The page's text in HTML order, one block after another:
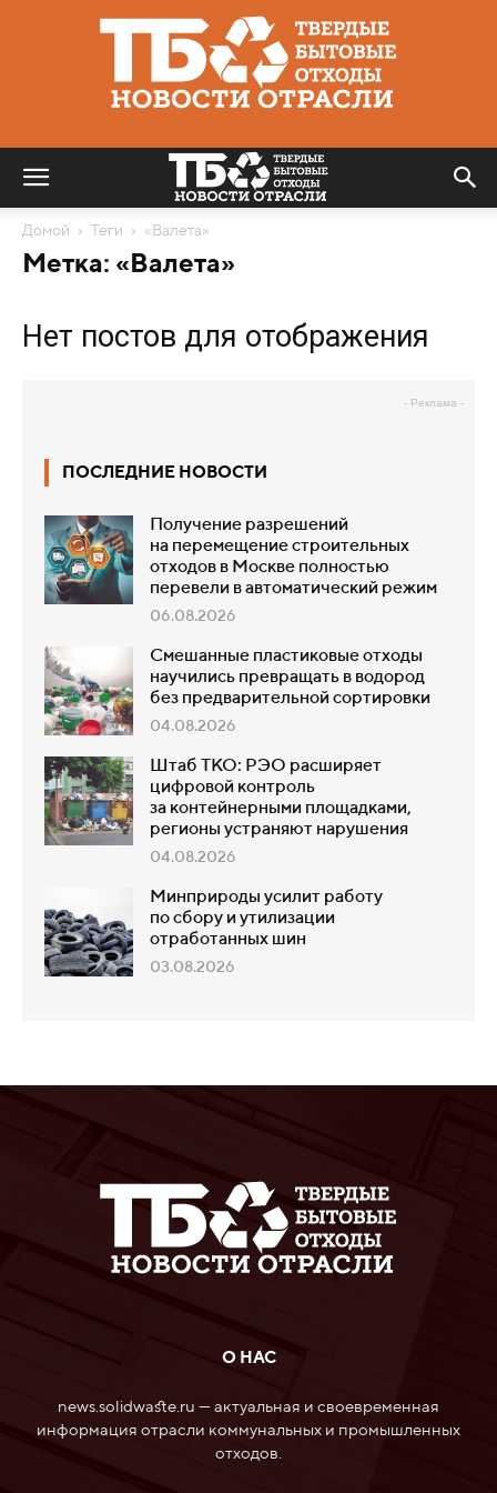
Твердые
бытовые
отходы
|
Домой Теги «Валета»
Метка: «Валета»
Нет постов для отображения
- Реклама -
ПОСЛЕДНИЕ НОВОСТИ
Получение разрешений
на перемещение строительных
отходов в Москве полностью
перевели в автоматический режим
06.08.2026
Смешанные пластиковые отходы
научились превращать в водород
без предварительной сортировки
04.08.2026
Штаб ТКО: РЭО расширяет
цифровой контроль
за контейнерными площадками,
регионы устраняют нарушения
04.08.2026
Минприроды усилит работу
по сбору и утилизации
отработанных шин
03.08.2026
О НАС
news.solidwaste.ru — актуальная и своевременная
информация отрасли коммунальных и промышленных
отходов.